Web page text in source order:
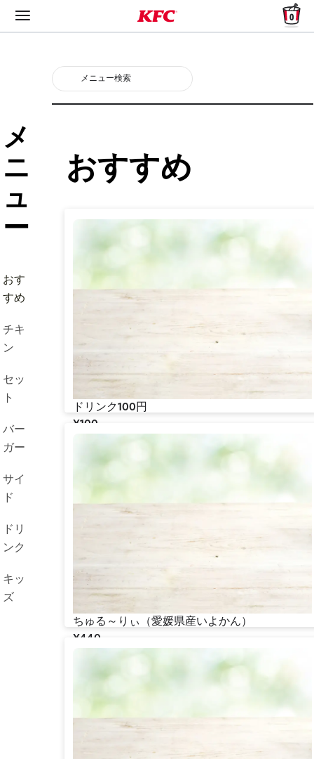
0
メ
ニ
ュ
ー
おす
すめ
チキ
ン
セッ
ト
バー
ガー
サイ
ド
ドリ
ンク
キッ
ズ
おすすめ
ドリンク100円
¥‎100
ちゅる～りぃ（愛媛県産いよかん）
¥‎440